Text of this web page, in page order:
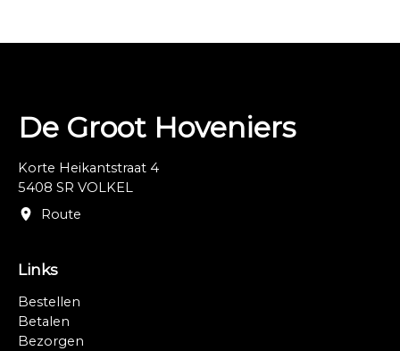
De Groot Hoveniers
Korte Heikantstraat 4
5408 SR VOLKEL
Route
Links
Bestellen
Betalen
Bezorgen